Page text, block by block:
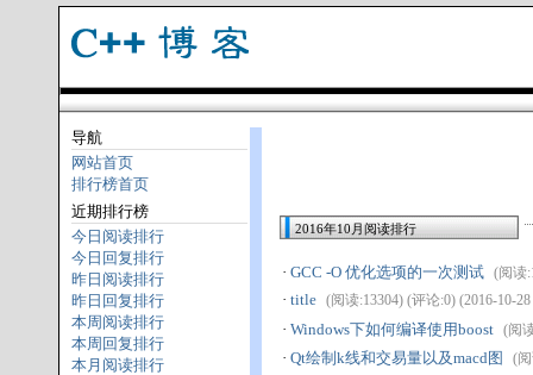
导航
网站首页
排行榜首页
近期排行榜
今日阅读排行
今日回复排行
昨日阅读排行
昨日回复排行
本周阅读排行
本周回复排行
本月阅读排行
2016年10月阅读排行
· GCC -O 优化选项的一次测试 (阅读
· title (阅读:13304) (评论:0) (2016-10-28
· Windows下如何编译使用boost (阅
· Qt绘制k线和交易量以及macd图 (